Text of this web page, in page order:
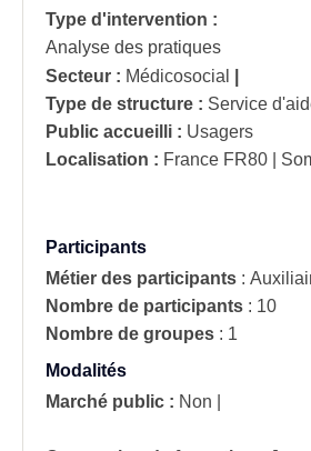
Type d'intervention :
Analyse des pratiques
Secteur : Médicosocial
Type de structure : Service
Public accueilli : Usagers
Localisation : France FR80 |
Participants
Métier des participants :
Nombre de participants : 10
Nombre de groupes : 1
Modalités
Marché public : Non